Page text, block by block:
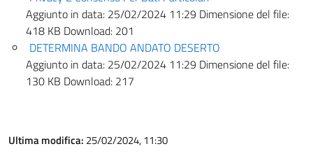
Aggiunto in data: 25/02/2024 11:29 Dimensione del file:
418 KB Download: 201
DETERMINA BANDO ANDATO DESERTO
Aggiunto in data: 25/02/2024 11:29 Dimensione del file:
130 KB Download: 217
Ultima modifica: 25/02/2024, 11:30